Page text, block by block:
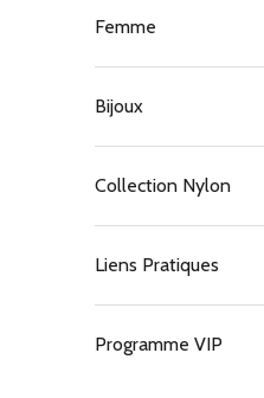
Femme
Bijoux
Collection Nylon
Liens Pratiques
Programme VIP